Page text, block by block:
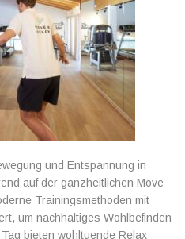
und Entspannung in
auf der ganzheitlichen Move
Trainingsmethoden mit
um nachhaltiges Wohlbefinden
bieten wohltuende Relax